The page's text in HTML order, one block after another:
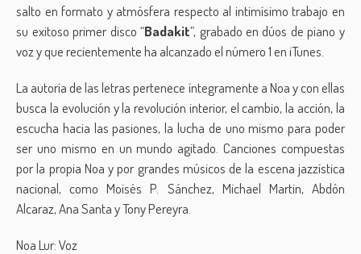
salto en formato y atmósfera respecto al intimísimo trabajo en
su exitoso primer disco “Badakit”, grabado en dúos de piano y
voz y que recientemente ha alcanzado el número 1 en iTunes.
La autoría de las letras pertenece íntegramente a Noa y con ellas
busca la evolución y la revolución interior, el cambio, la acción, la
escucha hacia las pasiones, la lucha de uno mismo para poder
ser uno mismo en un mundo agitado. Canciones compuestas
por la propia Noa y por grandes músicos de la escena jazzística
nacional, como Moisés P. Sánchez, Michael Martin, Abdón
Alcaraz, Ana Santa y Tony Pereyra.
Noa Lur: Voz